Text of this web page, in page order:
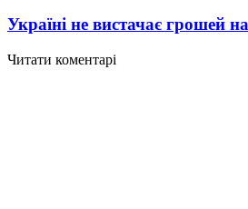
Україні не вистачає грошей
Читати коментарі